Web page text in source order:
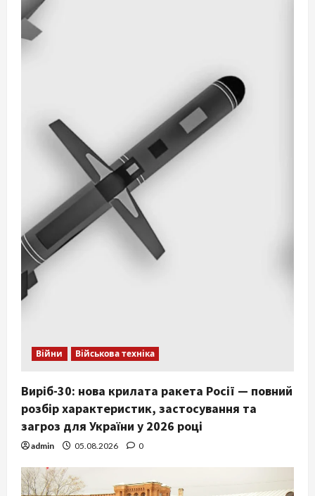
Війни Військова техніка
Виріб-30: нова крилата ракета Росії — повний
розбір характеристик, застосування та
загроз для України у 2026 році
admin 05.08.2026 0